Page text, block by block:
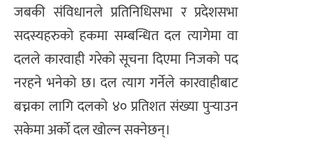
जबकी संविधानले प्रतिनिधिसभा र प्रदेशसभा
सदस्यहरुको हकमा सम्बन्धित दल त्यागेमा वा
दलले कारवाही गरेको सूचना दिएमा निजको पद
नरहने भनेको छ। दल त्याग गर्नेले कारवाहीबाट
बच्नका लागि दलको ४० प्रतिशत संख्या पुर्‍याउन
सकेमा अर्को दल खोल्न सक्नेछन्।